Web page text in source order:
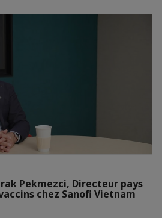
Pekmezci, Directeur pays
chez Sanofi Vietnam